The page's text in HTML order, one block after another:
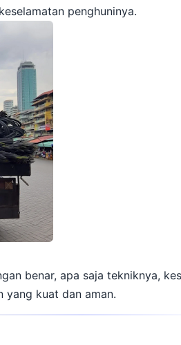
penghuninya.
benar, apa saja tekniknya,
yang kuat dan aman.